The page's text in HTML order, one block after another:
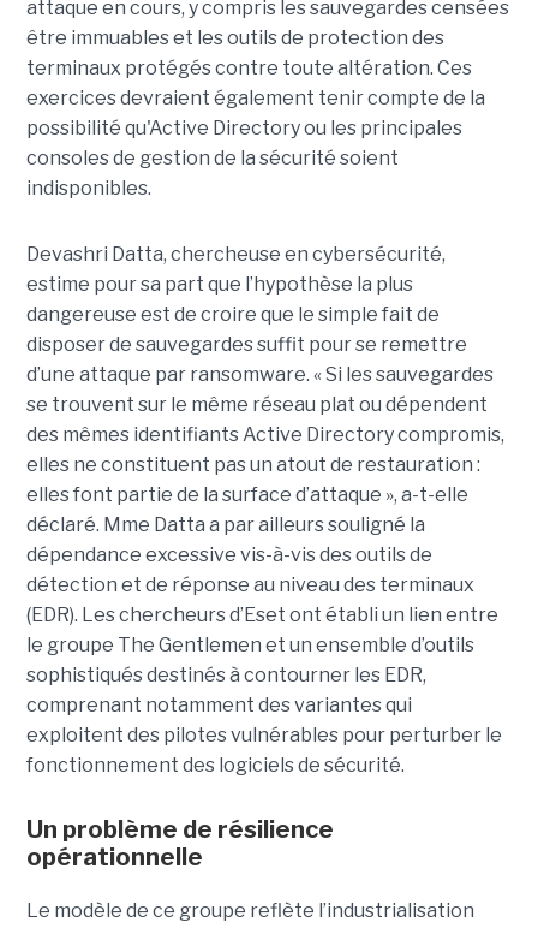
attaque en cours, y compris les sauvegardes censées
être immuables et les outils de protection des
terminaux protégés contre toute altération. Ces
exercices devraient également tenir compte de la
possibilité qu'Active Directory ou les principales
consoles de gestion de la sécurité soient
indisponibles.
Devashri Datta, chercheuse en cybersécurité,
estime pour sa part que l’hypothèse la plus
dangereuse est de croire que le simple fait de
disposer de sauvegardes suffit pour se remettre
d’une attaque par ransomware. « Si les sauvegardes
se trouvent sur le même réseau plat ou dépendent
des mêmes identifiants Active Directory compromis,
elles ne constituent pas un atout de restauration :
elles font partie de la surface d’attaque », a-t-elle
déclaré. Mme Datta a par ailleurs souligné la
dépendance excessive vis-à-vis des outils de
détection et de réponse au niveau des terminaux
(EDR). Les chercheurs d’Eset ont établi un lien entre
le groupe The Gentlemen et un ensemble d’outils
sophistiqués destinés à contourner les EDR,
comprenant notamment des variantes qui
exploitent des pilotes vulnérables pour perturber le
fonctionnement des logiciels de sécurité.
Un problème de résilience
opérationnelle
Le modèle de ce groupe reflète l’industrialisation